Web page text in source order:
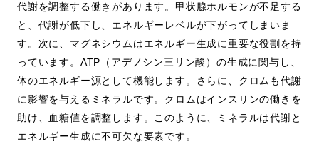
代謝を調整する働きがあります。甲状腺ホルモンが不足する
と、代謝が低下し、エネルギーレベルが下がってしまいま
す。次に、マグネシウムはエネルギー生成に重要な役割を持
っています。ATP（アデノシン三リン酸）の生成に関与し、
体のエネルギー源として機能します。さらに、クロムも代謝
に影響を与えるミネラルです。クロムはインスリンの働きを
助け、血糖値を調整します。このように、ミネラルは代謝と
エネルギー生成に不可欠な要素です。